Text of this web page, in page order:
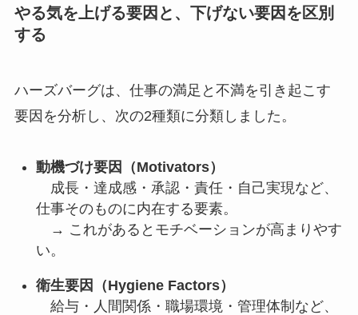
やる気を上げる要因と、下げない要因を区別
する
ハーズバーグは、仕事の満足と不満を引き起こす
要因を分析し、次の2種類に分類しました。
動機づけ要因（Motivators）
成長・達成感・承認・責任・自己実現など、
仕事そのものに内在する要素。
→ これがあるとモチベーションが高まりやす
い。
衛生要因（Hygiene Factors）
給与・人間関係・職場環境・管理体制など、